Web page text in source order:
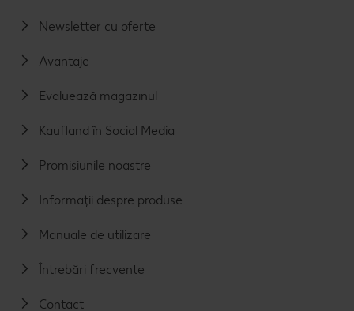
Newsletter cu oferte
Avantaje
Evaluează magazinul
Kaufland în Social Media
Promisiunile noastre
Informații despre produse
Manuale de utilizare
Întrebări frecvente
Contact